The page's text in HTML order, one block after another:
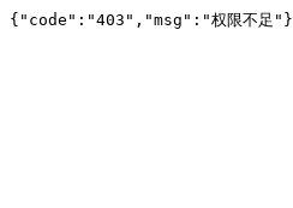
{"code":"403","msg":"权限不足"}